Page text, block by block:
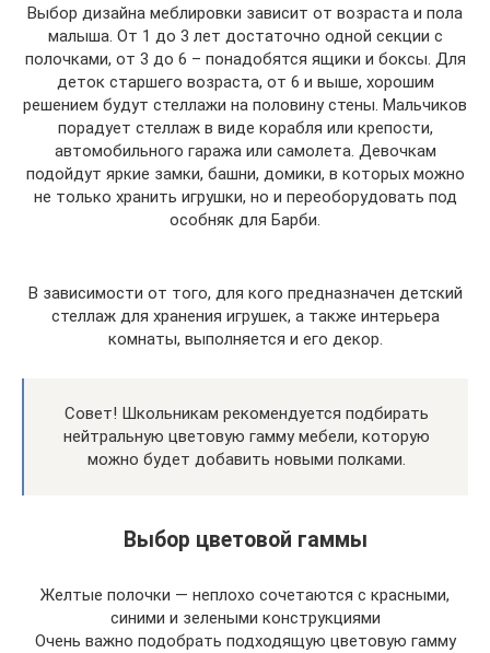
Выбор дизайна меблировки зависит от возраста и пола
малыша. От 1 до 3 лет достаточно одной секции с
полочками, от 3 до 6 – понадобятся ящики и боксы. Для
деток старшего возраста, от 6 и выше, хорошим
решением будут стеллажи на половину стены. Мальчиков
порадует стеллаж в виде корабля или крепости,
автомобильного гаража или самолета. Девочкам
подойдут яркие замки, башни, домики, в которых можно
не только хранить игрушки, но и переоборудовать под
особняк для Барби.
В зависимости от того, для кого предназначен детский
стеллаж для хранения игрушек, а также интерьера
комнаты, выполняется и его декор.
Совет! Школьникам рекомендуется подбирать
нейтральную цветовую гамму мебели, которую
можно будет добавить новыми полками.
Выбор цветовой гаммы
Желтые полочки — неплохо сочетаются с красными,
синими и зелеными конструкциями
Очень важно подобрать подходящую цветовую гамму